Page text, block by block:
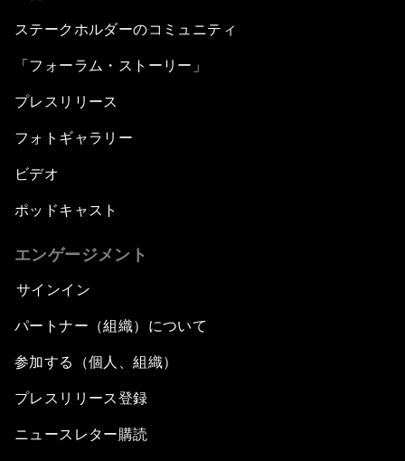
ステークホルダーのコミュニティ
「フォーラム・ストーリー」
プレスリリース
フォトギャラリー
ビデオ
ポッドキャスト
エンゲージメント
サインイン
パートナー（組織）について
参加する（個人、組織）
プレスリリース登録
ニュースレター購読